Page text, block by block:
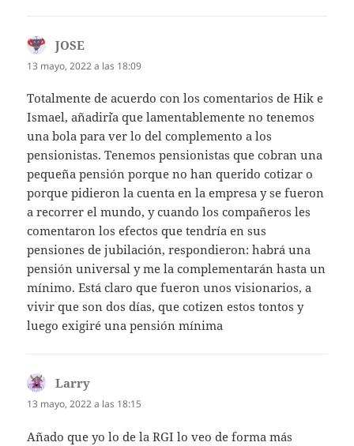
JOSE
13 mayo, 2022 a las 18:09
Totalmente de acuerdo con los comentarios de Hik e
Ismael, añadir´´ia que lamentablemente no tenemos
una bola para ver lo del complemento a los
pensionistas. Tenemos pensionistas que cobran una
pequeña pensión porque no han querido cotizar o
porque pidieron la cuenta en la empresa y se fueron
a recorrer el mundo, y cuando los compañeros les
comentaron los efectos que tendría en sus
pensiones de jubilación, respondieron: habrá una
pensión universal y me la complementarán hasta un
mínimo. Está claro que fueron unos visionarios, a
vivir que son dos días, que cotizen estos tontos y
luego exigiré una pensión mínima
Larry
13 mayo, 2022 a las 18:15
Añado que yo lo de la RGI lo veo de forma más